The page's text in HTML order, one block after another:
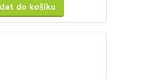
do košíku